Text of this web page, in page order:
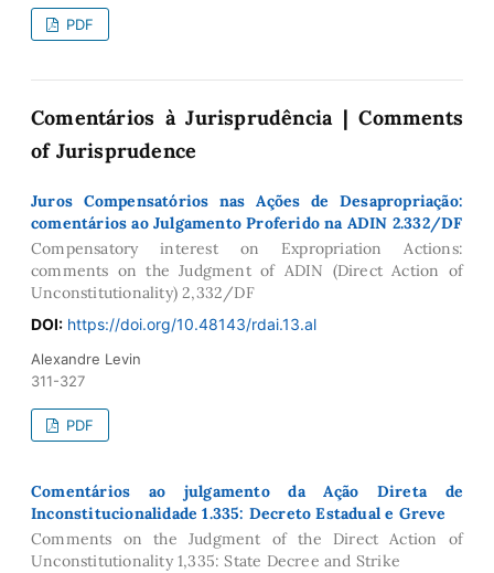
PDF
Comentários à Jurisprudência | Comments
of Jurisprudence
Juros Compensatórios nas Ações de Desapropriação:
comentários ao Julgamento Proferido na ADIN 2.332/DF
Compensatory interest on Expropriation Actions:
comments on the Judgment of ADIN (Direct Action of
Unconstitutionality) 2,332/DF
DOI: https://doi.org/10.48143/rdai.13.al
Alexandre Levin
311-327
PDF
Comentários ao julgamento da Ação Direta de
Inconstitucionalidade 1.335: Decreto Estadual e Greve
Comments on the Judgment of the Direct Action of
Unconstitutionality 1,335: State Decree and Strike